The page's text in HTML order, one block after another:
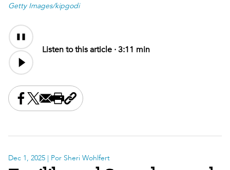
Getty Images/kipgodi
Audio
Content
Listen to this article ·3:11 min
Share this on Facebook
Share this on X
Share this by email
Print this page
Copy the page address
Dec 1, 2025 | Por Sheri Wohlfert